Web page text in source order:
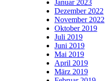
Januar 2023
Dezember 2022
November 2022
Oktober 2019
Juli 2019
Juni 2019
Mai 2019
April 2019
März 2019